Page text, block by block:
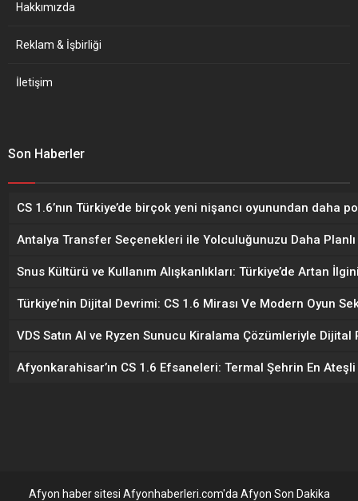
Hakkımızda
Reklam & İşbirliği
İletişim
Son Haberler
CS 1.6’nın Türkiye’de birçok yeni nişancı oyunundan daha
Antalya Transfer Seçenekleri ile Yolculuğunuzu Daha
Snus Kültürü ve Kullanım Alışkanlıkları: Türkiye’de Artan
Türkiye’nin Dijital Devrimi: CS 1.6 Mirası Ve Modern Oyun
VDS Satın Al ve Ryzen Sunucu Kiralama Çözümleriyle
Afyonkarahisar’ın CS 1.6 Efsaneleri: Termal Şehrin En
Afyon haber sitesi Afyonhaberleri.com'da Afyon Son Dakika